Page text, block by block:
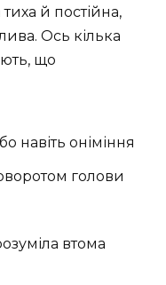
й постійна,
Ось кілька
що
навіть оніміння
голови
втома